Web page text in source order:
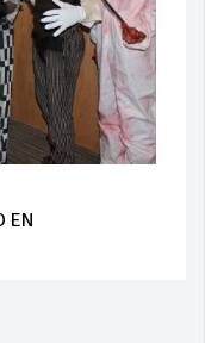
EN